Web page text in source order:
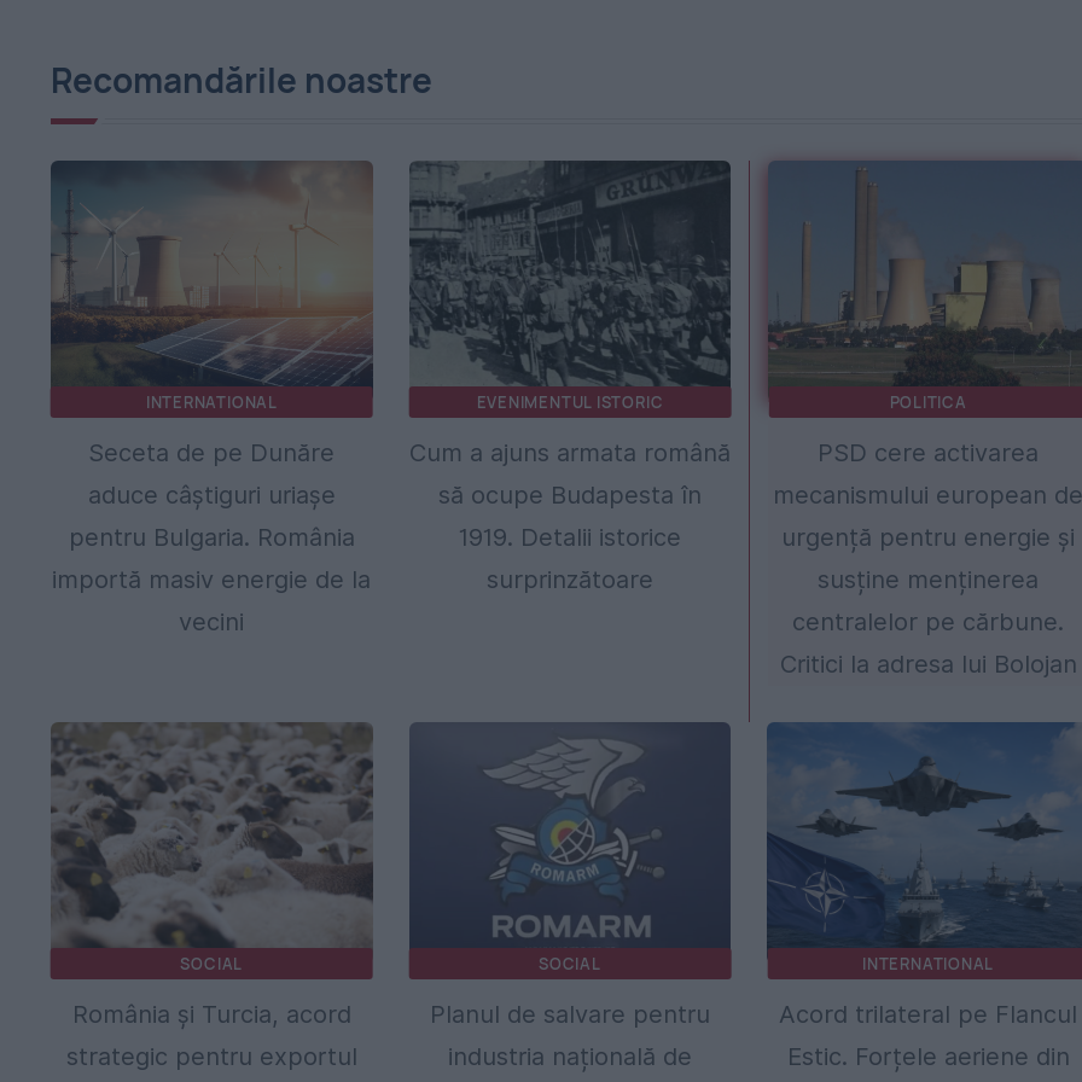
Recomandările noastre
INTERNATIONAL
Seceta de pe Dunăre
aduce câștiguri uriașe
pentru Bulgaria. România
importă masiv energie de la
vecini
EVENIMENTUL ISTORIC
Cum a ajuns armata română
să ocupe Budapesta în
1919. Detalii istorice
surprinzătoare
POLITICA
PSD cere activarea
mecanismului european
urgență pentru energie și
susține menținerea
centralelor pe cărbune.
Critici la adresa lui Bolojan
SOCIAL
România și Turcia, acord
strategic pentru exportul
SOCIAL
Planul de salvare pentru
industria națională de
INTERNATIONAL
Acord trilateral pe Flancul
Estic. Forțele aeriene din